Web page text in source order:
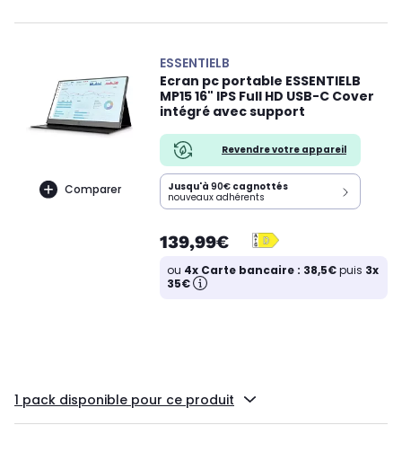
Comparer
ESSENTIELB
Ecran pc portable ESSENTIELB
MP15 16" IPS Full HD USB-C Cover
intégré avec support
Revendre votre appareil
Jusqu'à 90€ cagnottés
nouveaux adhérents
139,99€
ou 4x Carte bancaire : 38,5€puis 3x
35€
1 pack disponible pour ce produit